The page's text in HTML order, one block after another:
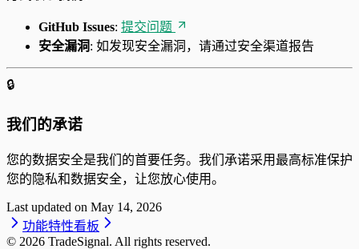
GitHub Issues: 提交问题
安全漏洞: 如发现安全漏洞，请通过安全渠道报告
🔒
我们的承诺
您的数据安全是我们的首要任务。我们承诺采用最高标准保护
您的隐私和数据安全，让您放心使用。
Last updated on May 14, 2026
功能特性看板
© 2026 TradeSignal. All rights reserved.